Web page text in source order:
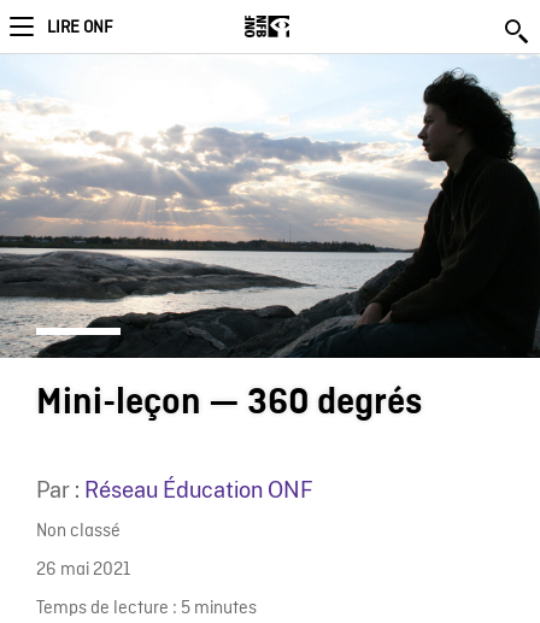
LIRE ONF
Mini-leçon — 360 degrés
Par : Réseau Éducation ONF
Non classé
26 mai 2021
Temps de lecture : 5 minutes